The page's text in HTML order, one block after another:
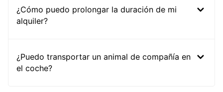
¿Cómo puedo prolongar la duración de mi
alquiler?
¿Puedo transportar un animal de compañía en
el coche?